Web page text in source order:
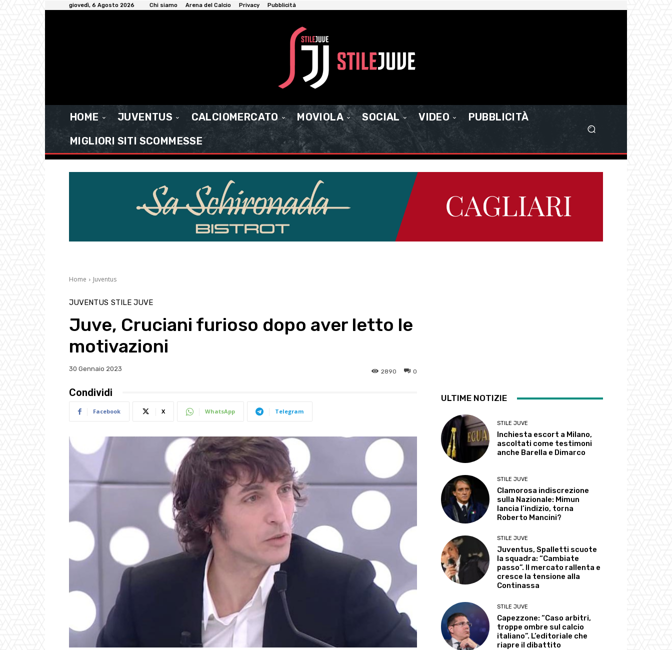
giovedì, 6 Agosto 2026 Chi siamo Arena del Calcio Privacy Pubblicità
HOME JUVENTUS CALCIOMERCATO MOVIOLA SOCIAL VIDEO
PUBBLICITÀ
MIGLIORI SITI SCOMMESSE
Home Juventus
JUVENTUS STILE JUVE
Juve, Cruciani furioso dopo aver letto le
motivazioni
30 Gennaio 2023 0
2890
Condividi
Facebook X WhatsApp Telegram
ULTIME NOTIZIE
STILE JUVE
Inchiesta escort a Milano,
ascoltati come testimoni
anche Barella e Dimarco
STILE JUVE
Clamorosa indiscrezione
sulla Nazionale: Mimun
lancia l’indizio, torna
Roberto Mancini?
STILE JUVE
Juventus, Spalletti scuote
la squadra: “Cambiate
passo”. Il mercato rallenta e
cresce la tensione alla
Continassa
STILE JUVE
Capezzone: “Caso arbitri,
troppe ombre sul calcio
italiano”. L’editoriale che
riapre il dibattito